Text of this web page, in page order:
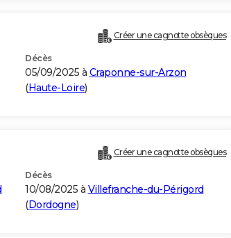
Créer une cagnotte obsèques
Décès
05/09/2025 à Craponne-sur-Arzon
(Haute-Loire)
Créer une cagnotte obsèques
Décès
10/08/2025 à Villefranche-du-Périgord
(Dordogne)